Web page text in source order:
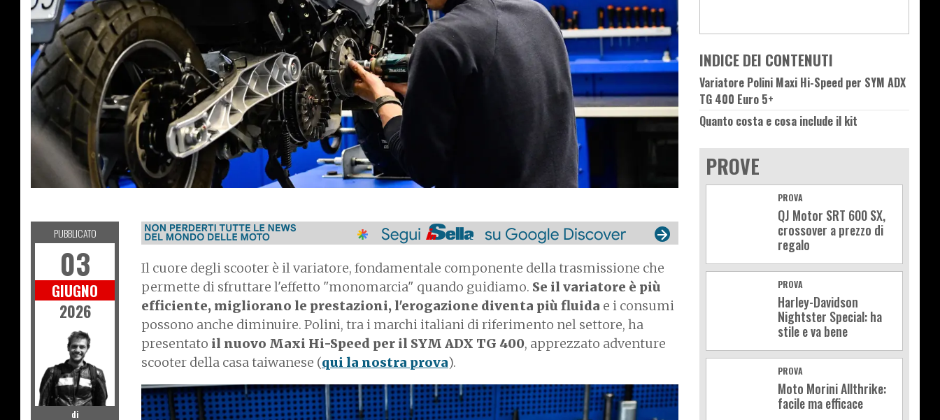
SCOOTER
Il cuore degli scooter è il variatore, fondamentale componente della trasmissione che
permette di sfruttare l'effetto "monomarcia" quando guidiamo. Se il variatore è più
efficiente, migliorano le prestazioni, l'erogazione diventa più fluida e i consumi
possono anche diminuire. Polini, tra i marchi italiani di riferimento nel settore, ha
presentato il nuovo Maxi Hi-Speed per il SYM ADX TG 400, apprezzato adventure
scooter della casa taiwanese (qui la nostra prova).
PUBBLICATO
03
GIUGNO
2026
di
INDICE DEI CONTENUTI
Variatore Polini Maxi Hi-Speed per SYM ADX
TG 400 Euro 5+
Quanto costa e cosa include il kit
PROVE
PROVA
QJ Motor SRT 600 SX,
crossover a prezzo di
regalo
PROVA
Harley-Davidson
Nightster Special: ha
stile e va bene
PROVA
Moto Morini Allthrike:
facile ma efficace